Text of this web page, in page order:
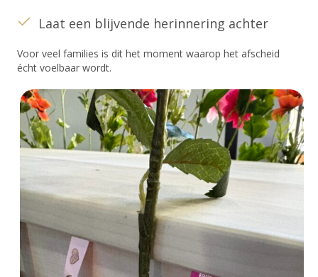
Laat een blijvende herinnering achter
Voor veel families is dit het moment waarop het afscheid
écht voelbaar wordt.